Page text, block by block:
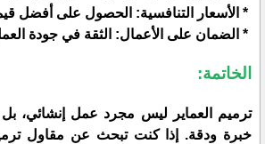
* الأسعار التنافسية: الحصول على أفضل
* الضمان على الأعمال: الثقة في جودة
الخاتمة:
ترميم العماير ليس مجرد عمل إنشائي،
خبرة ودقة. إذا كنت تبحث عن مقاول